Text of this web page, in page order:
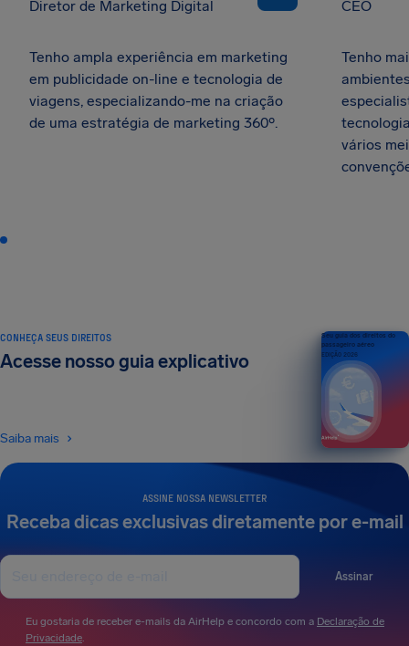
Diretor de Marketing Digital
Tenho ampla experiência em marketing
em publicidade on-line e tecnologia de
viagens, especializando-me na criação
de uma estratégia de marketing 360º.
CEO
Tenho
vários
ASSINE NOSSA NEWSLETTER
Receba dicas exclusivas diretamente por e-mail
Assinar
Eu gostaria de receber e-mails da AirHelp e concordo com a Declaração de
Privacidade.
CONHEÇA SEUS DIREITOS
Acesse nosso guia explicativo
Saiba mais
Seu guia dos direitos do
passageiro aéreo
EDIÇÃO 2026